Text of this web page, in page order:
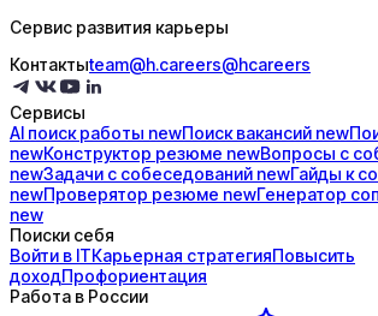
Сервис развития карьеры
Контактыteam@h.careers@hcareers
Сервисы
AI поискработы newПоисквакансий new
newКонструктор резюме newВопросы с
newЗадачи с собеседований newГайды к
newПроверятор резюме newГенератор
new
Поиски себя
Войти в ITКарьерная стратегияПовысить
доходПрофориентация
Работа в России